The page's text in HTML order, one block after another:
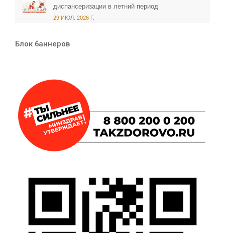
диспансеризации в летний период
29 ИЮЛ. 2026 Г.
Блок баннеров